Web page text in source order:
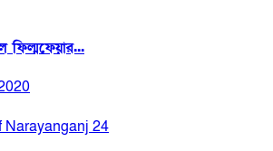
ফিল্মফেয়ার...
Narayanganj 24